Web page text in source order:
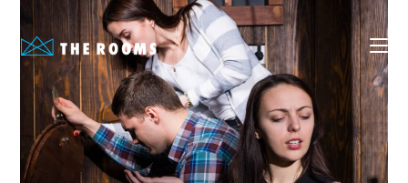
Skip
content